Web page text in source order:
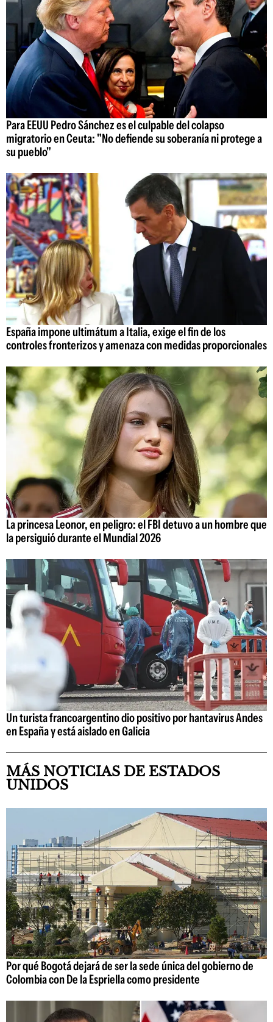
Para EEUU Pedro Sánchez es el culpable del colapso
migratorio en Ceuta: "No defiende su soberanía ni protege a
su pueblo"
España impone ultimátum a Italia, exige el fin de los
controles fronterizos y amenaza con medidas proporcionales
La princesa Leonor, en peligro: el FBI detuvo a un hombre que
la persiguió durante el Mundial 2026
Un turista francoargentino dio positivo por hantavirus Andes
en España y está aislado en Galicia
MÁS NOTICIAS DE ESTADOS
UNIDOS
Por qué Bogotá dejará de ser la sede única del gobierno de
Colombia con De la Espriella como presidente